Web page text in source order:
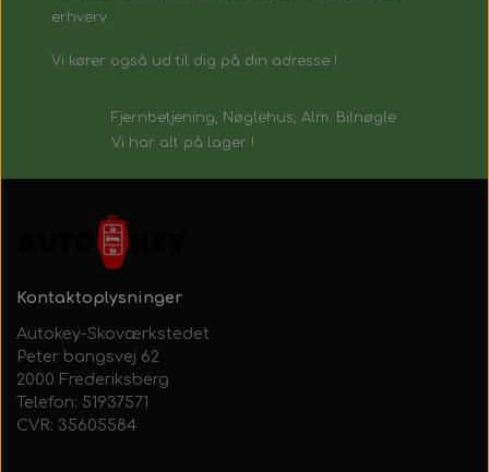
erhverv.
Vi kører også ud til dig på din adresse !
Fjernbetjening, Nøglehus, Alm. Bilnøgle
Vi har alt på lager !
Kontaktoplysninger
Autokey-Skoværkstedet
Peter bangsvej 62
2000 Frederiksberg
Telefon: 51937571
CVR: 35605584